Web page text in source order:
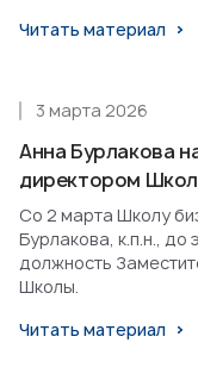
Читать материал
Анна Бурлакова
директором
3 марта 2026
Со 2 марта Школу
Бурлакова, к.п.н.,
должность
Школы.
Читать материал